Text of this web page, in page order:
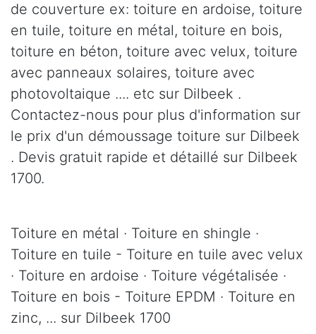
de couverture ex: toiture en ardoise, toiture
en tuile, toiture en métal, toiture en bois,
toiture en béton, toiture avec velux, toiture
avec panneaux solaires, toiture avec
photovoltaique .... etc sur Dilbeek .
Contactez-nous pour plus d'information sur
le prix d'un démoussage toiture sur Dilbeek
. Devis gratuit rapide et détaillé sur Dilbeek
1700.
Toiture en métal · Toiture en shingle ·
Toiture en tuile - Toiture en tuile avec velux
· Toiture en ardoise · Toiture végétalisée ·
Toiture en bois - Toiture EPDM · Toiture en
zinc, ... sur Dilbeek 1700